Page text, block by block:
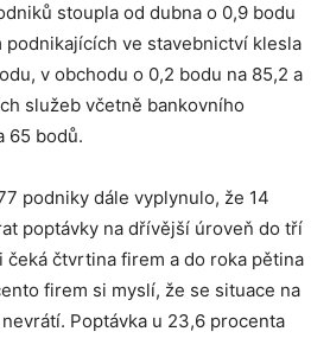
stoupla od dubna o 0,9 bodu
podnikajících ve stavebnictví klesla
v obchodu o 0,2 bodu na 85,2 a
služeb včetně bankovního
65 bodů.
podniky dále vyplynulo, že 14
poptávky na dřívější úroveň do tří
čeká čtvrtina firem a do roka pětina
firem si myslí, že se situace na
Poptávka u 23,6 procenta